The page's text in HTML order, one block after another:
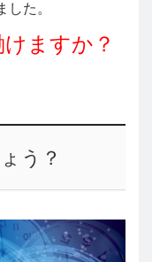
た。
ますか？
う？